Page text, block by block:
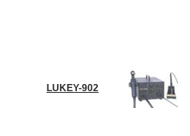
LUKEY-902